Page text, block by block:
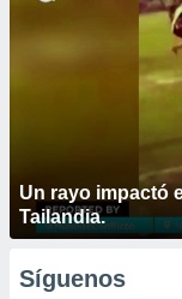
Un rayo impactó
Tailandia.
Síguenos